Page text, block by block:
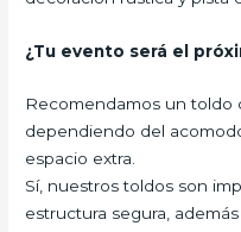
¿Tu evento será el
Recomendamos un toldo
dependiendo del
espacio extra.
Sí, nuestros toldos son
estructura segura,